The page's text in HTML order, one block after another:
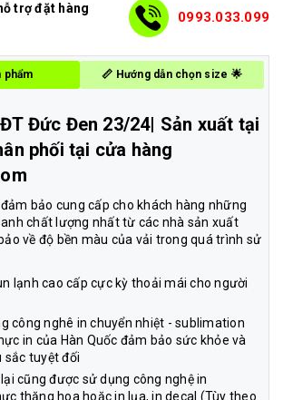
trợ đặt hàng
0993.033.099
phẩm 📏 Hướng dẫn chọn size 🌟
Đức Đen 23/24| Sản xuất tại
phối tại cửa hàng
bảo cung cấp cho khách hàng những
chất lượng nhất từ các nhà sản xuất
về độ bền màu của vải trong quá trình sử
lạnh cao cấp cực kỳ thoải mái cho người
công nghê in chuyển nhiệt - sublimation
in của Hàn Quốc đảm bảo sức khỏe và
sắc tuyệt đối
cũng được sử dụng công nghệ in
thăng hoa hoặc in lụa, in decal (Tùy theo